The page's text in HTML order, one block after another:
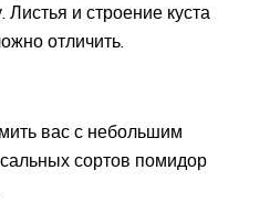
и строение куста
отличить.
вас с небольшим
сортов помидор